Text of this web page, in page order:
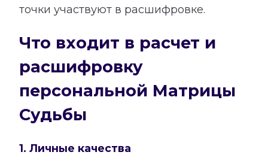
точки участвуют в расшифровке.
Что входит в расчет и
расшифровку
персональной Матрицы
Судьбы
1. Личные качества